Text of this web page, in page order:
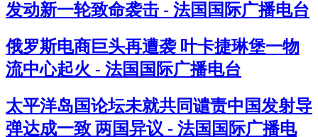
发动新一轮致命袭击 - 法国国际广播电台
俄罗斯电商巨头再遭袭 叶卡捷琳堡一物
流中心起火 - 法国国际广播电台
太平洋岛国论坛未就共同谴责中国发射导
弹达成一致 两国异议 - 法国国际广播电